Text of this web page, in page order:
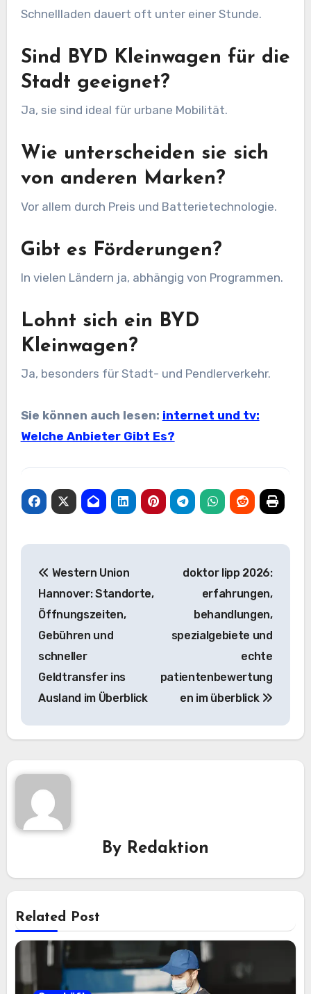
Schnellladen dauert oft unter einer Stunde.
Sind BYD Kleinwagen für die
Stadt geeignet?
Ja, sie sind ideal für urbane Mobilität.
Wie unterscheiden sie sich
von anderen Marken?
Vor allem durch Preis und Batterietechnologie.
Gibt es Förderungen?
In vielen Ländern ja, abhängig von Programmen.
Lohnt sich ein BYD
Kleinwagen?
Ja, besonders für Stadt- und Pendlerverkehr.
Sie können auch lesen: internet und tv:
Welche Anbieter Gibt Es?
Post
navigation
Western Union
Hannover: Standorte,
Öffnungszeiten,
Gebühren und
schneller
Geldtransfer ins
Ausland im Überblick
doktor lipp 2026:
erfahrungen,
behandlungen,
spezialgebiete und
echte
patientenbewertung
en im überblick
By Redaktion
Related Post